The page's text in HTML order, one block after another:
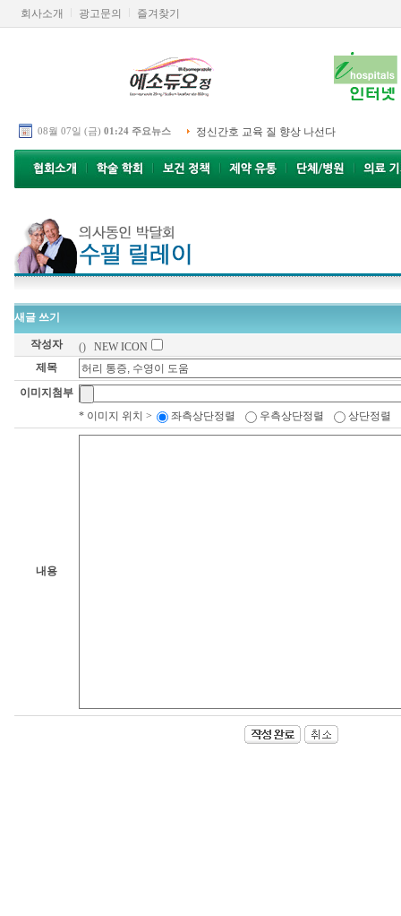
회사소개 광고문의 즐겨찾기
08월 07일 (금) 01:24 주요뉴스 정신간호 교육 질 향상 나선다
새글 쓰기
작성자 ()NEW ICON
제목
이미지첨부
* 이미지 위치 >
좌측상단정렬 우측상단정렬 상단정렬
내용